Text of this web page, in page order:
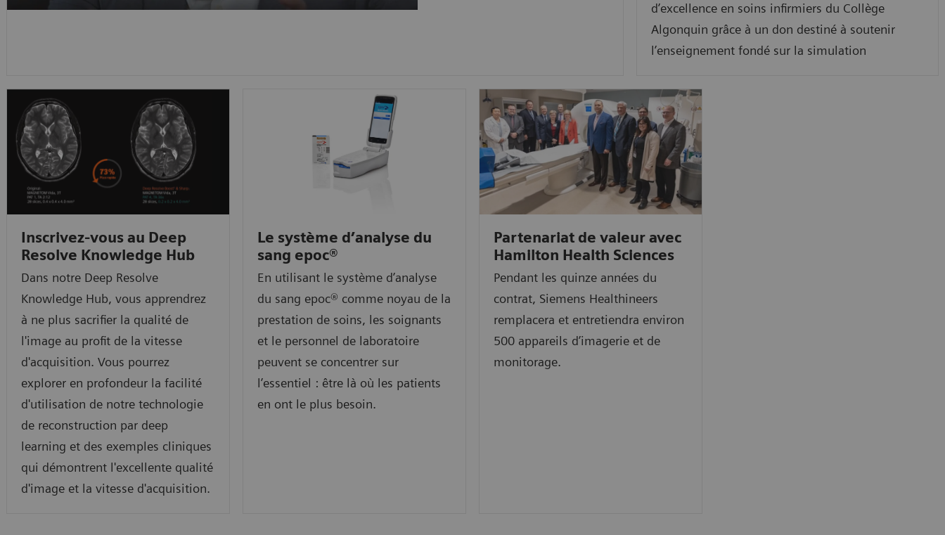
d’excellence en soins infirmiers du Collège
Algonquin grâce à un don destiné à soutenir
l’enseignement fondé sur la simulation
Inscrivez-vous au Deep
Resolve Knowledge Hub
Dans notre Deep Resolve
Knowledge Hub, vous apprendrez
à ne plus sacrifier la qualité de
l'image au profit de la vitesse
d'acquisition. Vous pourrez
explorer en profondeur la facilité
d'utilisation de notre technologie
de reconstruction par deep
learning et des exemples cliniques
qui démontrent l'excellente qualité
d'image et la vitesse d'acquisition.
Le système d’analyse du
sang epoc®
En utilisant le système d’analyse
du sang epoc® comme noyau de la
prestation de soins, les soignants
et le personnel de laboratoire
peuvent se concentrer sur
l’essentiel : être là où les patients
en ont le plus besoin.
Partenariat de valeur avec
Hamilton Health Sciences
Pendant les quinze années du
contrat, Siemens Healthineers
remplacera et entretiendra environ
500 appareils d’imagerie et de
monitorage.